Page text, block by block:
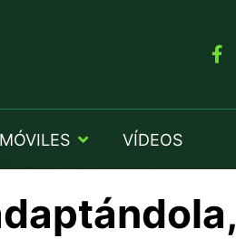
MÓVILES VÍDEOS